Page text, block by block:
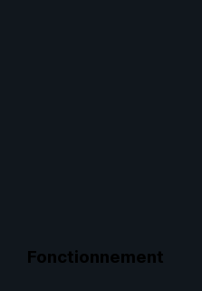
Fonctionnement